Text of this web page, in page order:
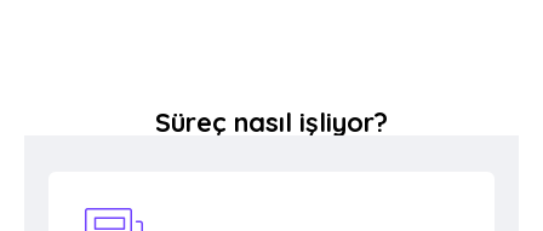
Süreç nasıl işliyor?